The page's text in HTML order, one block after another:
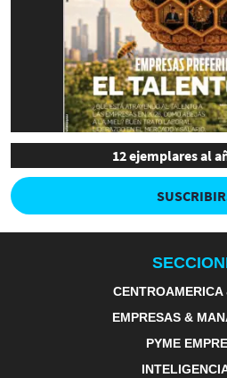
12 ejemplares al
CENTROAMERICA
EMPRESAS &
PYME